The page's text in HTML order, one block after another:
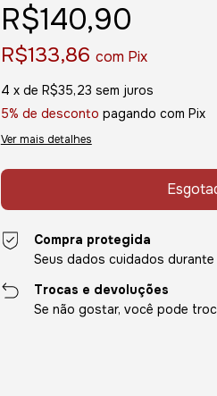
R$140,90
R$133,86 com Pix
4 x de R$35,23 sem juros
5% de desconto pagando com Pix
Ver mais detalhes
Compra protegida
Seus dados cuidados
Trocas e devoluções
Se não gostar, você pode